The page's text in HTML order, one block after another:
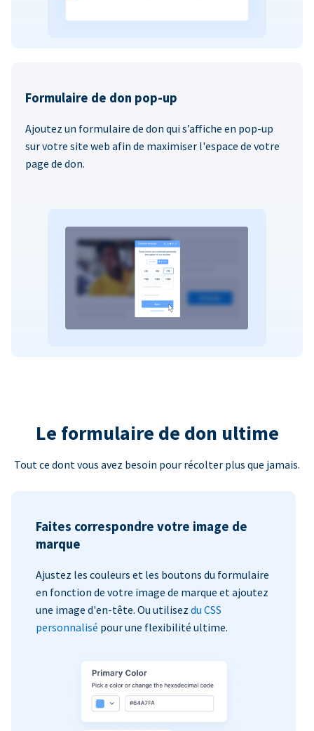
Formulaire de don pop-up
Ajoutez un formulaire de don qui s’affiche en pop-up
sur votre site web afin de maximiser l'espace de votre
page de don.
Le formulaire de don ultime
Tout ce dont vous avez besoin pour récolter plus que jamais.
Faites correspondre votre image de
marque
Ajustez les couleurs et les boutons du formulaire
en fonction de votre image de marque et ajoutez
une image d'en-tête. Ou utilisez du CSS
personnalisé pour une flexibilité ultime.